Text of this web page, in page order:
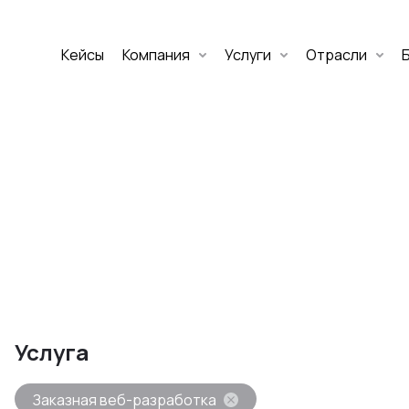
Кейсы Компания Услуги Отрасли
Услуга
Заказная веб-разработка